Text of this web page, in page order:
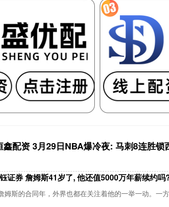
鑫配资 3月29日NBA爆冷夜: 马刺8连胜
证券 詹姆斯41岁了, 他还值5000万年薪续约
姆斯的合同年，外界也都在关注着他的一举一动。一